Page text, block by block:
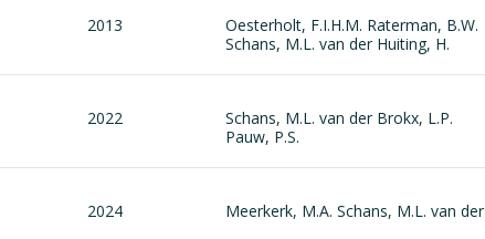
2013
Oesterholt, F.I.H.M. Raterman, B.W.
Schans, M.L. van der Huiting, H.
2022
Schans, M.L. van der Brokx, L.P.
Pauw, P.S.
2024 Meerkerk, M.A. Schans, M.L. van der